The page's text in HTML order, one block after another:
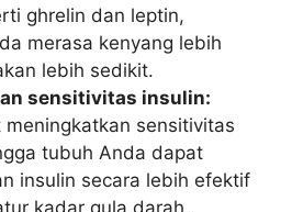
ghrelin dan leptin,
merasa kenyang lebih
lebih sedikit.
sensitivitas insulin:
meningkatkan sensitivitas
tubuh Anda dapat
insulin secara lebih efektif
kadar gula darah.